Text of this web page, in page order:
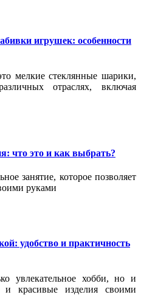
игрушек: особенности
мелкие стеклянные шарики,
отраслях, включая
что это и как выбрать?
занятие, которое позволяет
руками
удобство и практичность
увлекательное хобби, но и
и красивые изделия своими